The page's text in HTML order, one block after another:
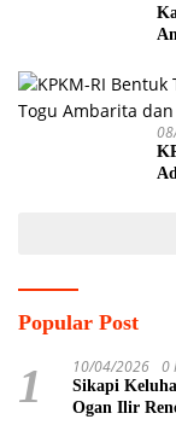
Popular Post
1 10/04/2026 0
Sikapi
Ogan Ilir